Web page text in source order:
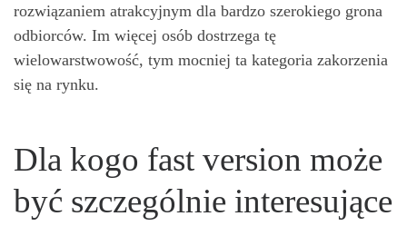
rozwiązaniem atrakcyjnym dla bardzo szerokiego grona
odbiorców. Im więcej osób dostrzega tę
wielowarstwowość, tym mocniej ta kategoria zakorzenia
się na rynku.
Dla kogo fast version może
być szczególnie interesujące